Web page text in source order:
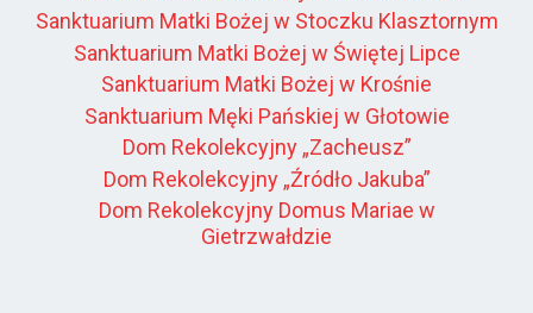
Sanktuarium Matki Bożej w Stoczku Klasztornym
Sanktuarium Matki Bożej w Świętej Lipce
Sanktuarium Matki Bożej w Krośnie
Sanktuarium Męki Pańskiej w Głotowie
Dom Rekolekcyjny „Zacheusz”
Dom Rekolekcyjny „Źródło Jakuba”
Dom Rekolekcyjny Domus Mariae w
Gietrzwałdzie